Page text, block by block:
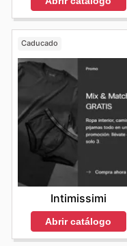
posibilidad de encontrar
convierte la compra
compras con
máximo valor por su
vanguardia de las
Guess's weekly ads
every day.
Caducado
Intimissimi
Abrir catálogo